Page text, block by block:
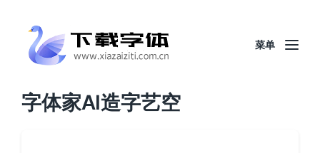
菜单
字体家AI造字艺空